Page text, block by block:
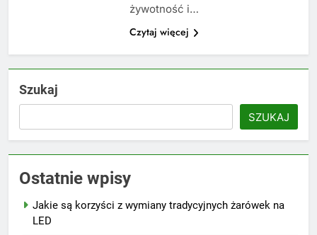
żywotność i…
Czytaj więcej
Szukaj
SZUKAJ
Ostatnie wpisy
Jakie są korzyści z wymiany tradycyjnych żarówek na
LED